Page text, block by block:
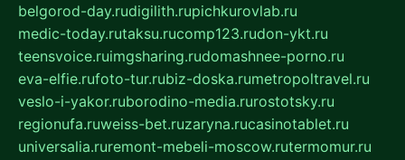
belgorod-day.rudigilith.rupichkurovlab.ru
medic-today.rutaksu.rucomp123.rudon-ykt.ru
teensvoice.ruimgsharing.rudomashnee-porno.ru
eva-elfie.rufoto-tur.rubiz-doska.rumetropoltravel.ru
veslo-i-yakor.ruborodino-media.rurostotsky.ru
regionufa.ruweiss-bet.ruzaryna.rucasinotablet.ru
universalia.ruremont-mebeli-moscow.rutermomur.ru